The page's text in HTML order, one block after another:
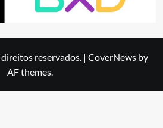
reservados. | CoverNews by
AF themes.